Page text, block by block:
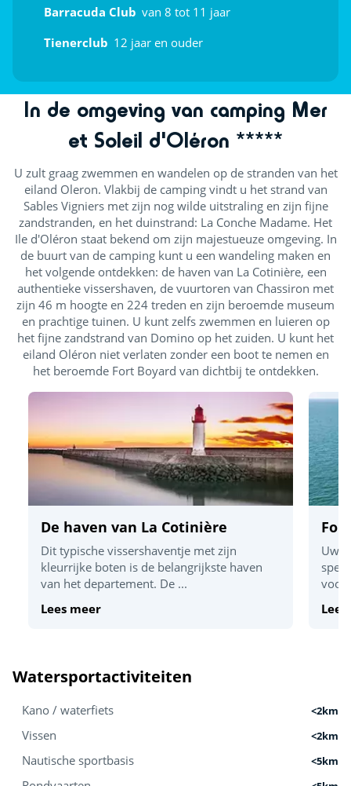
Kindervoorstellingen
Openluchtpodium
Barracuda Club van 8 tot 11 jaar
Tienerclub 12 jaar en ouder
In de omgeving van camping Mer
et Soleil d'Oléron *****
U zult graag zwemmen en wandelen op de stranden van het
eiland Oleron. Vlakbij de camping vindt u het strand van
Sables Vigniers met zijn nog wilde uitstraling en zijn fijne
zandstranden, en het duinstrand: La Conche Madame. Het
Ile d'Oléron staat bekend om zijn majestueuze omgeving. In
de buurt van de camping kunt u een wandeling maken en
het volgende ontdekken: de haven van La Cotinière, een
authentieke vissershaven, de vuurtoren van Chassiron met
zijn 46 m hoogte en 224 treden en zijn beroemde museum
en prachtige tuinen. U kunt zelfs zwemmen en luieren op
het fijne zandstrand van Domino op het zuiden. U kunt het
eiland Oléron niet verlaten zonder een boot te nemen en
het beroemde Fort Boyard van dichtbij te ontdekken.
De haven van La Cotinière
Dit typische vissershaventje met zijn
kleurrijke boten is de belangrijkste haven
van het departement. De ...
Lees meer
Uw
spel
Watersportactiviteiten
Kano / waterfiets <2km
Vissen <2km
Nautische sportbasis <5km